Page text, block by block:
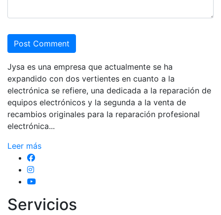
Post Comment
Jysa es una empresa que actualmente se ha
expandido con dos vertientes en cuanto a la
electrónica se refiere, una dedicada a la reparación de
equipos electrónicos y la segunda a la venta de
recambios originales para la reparación profesional
electrónica...
Leer más
Servicios